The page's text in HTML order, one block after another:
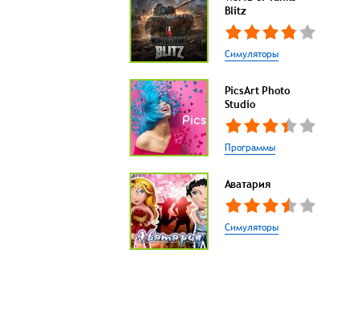
Blitz
Симуляторы
PicsArt Photo
Studio
Программы
Аватария
Симуляторы